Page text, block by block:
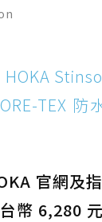
TEX 防
官網及
幣 6,280 元